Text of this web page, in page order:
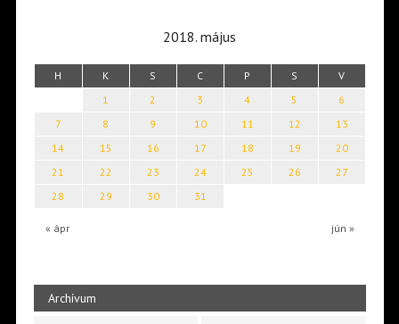
2018. május
H K S C P S V
« ápr jún »
1 2 3 4 5
6
7
8 9 10 11 12
13
14
15 16 17 18 19
20
21
22 23 24 25 26
27
28
29 30 31
Archívum